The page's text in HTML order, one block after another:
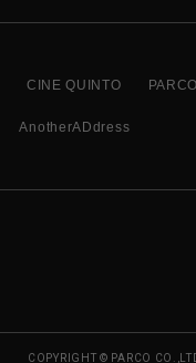
CINE QUINTO
AnotherADdress
COPYRIGHT © PARCO